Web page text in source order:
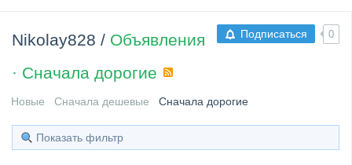
Подписаться 0
Nikolay828 / Объявления
· Сначала дорогие
Новые Сначала дешевые Сначала дорогие
Показать фильтр